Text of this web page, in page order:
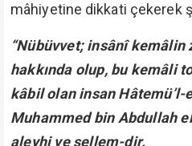
mâhiyetine dikkati çekerek
“Nübüvvet; insânî
hakkında olup, bu kemâli
kâbil olan insan Hâtemü’l-
Muhammed bin Abdullah
aleyhi ve sellem-dir.